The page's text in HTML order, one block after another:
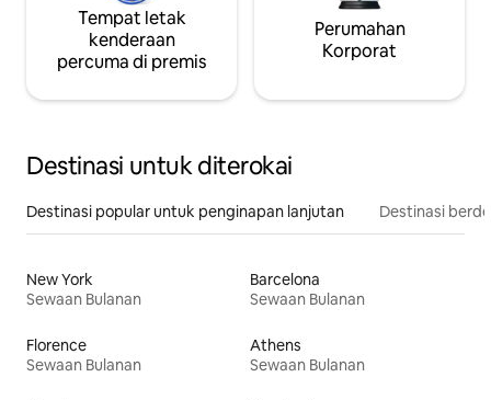
Tempat letak
kenderaan
percuma di premis
Perumahan
Korporat
Destinasi untuk diterokai
Destinasi popular untuk penginapan lanjutan Destinasi
New York
Sewaan Bulanan
Barcelona
Sewaan Bulanan
Florence
Sewaan Bulanan
Athens
Sewaan Bulanan